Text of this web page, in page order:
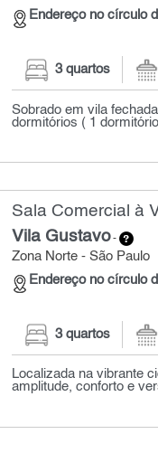
Endereço no círculo
3 quartos
Sobrado em vila
dormitórios ( 1
Sala Comercial à
Vila Gustavo-
Zona Norte - São Paulo
Endereço no círculo
3 quartos
Localizada na vibrante
amplitude, conforto e